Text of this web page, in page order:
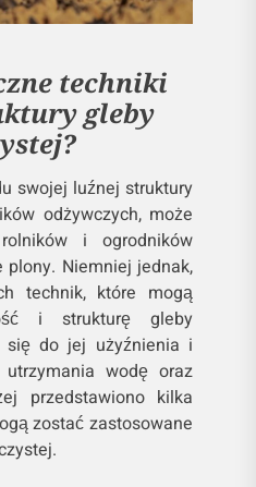
techniki
gleby
swojej luźnej struktury
odżywczych, może
i ogrodników
Niemniej jednak,
technik, które mogą
i strukturę gleby
się do jej użyźnienia i
wodę oraz
przedstawiono kilka
zostać zastosowane